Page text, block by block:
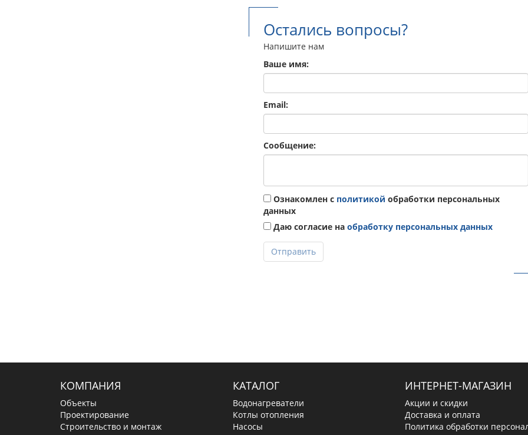
Остались вопросы?
Напишите нам
Ваше имя:
Email:
Сообщение:
Ознакомлен с политикой обработки персональных
данных
Даю согласие на обработку персональных данных
Отправить
КОМПАНИЯ
Объекты
Проектирование
Строительство и монтаж
КАТАЛОГ
Водонагреватели
Котлы отопления
Насосы
ИНТЕРНЕТ-МАГАЗИН
Акции и скидки
Доставка и оплата
Политика обработки